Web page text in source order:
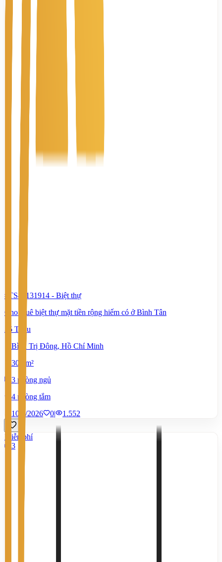
#TS43131914 - Biệt thự
Cho thuê biệt thự mặt tiền rộng hiếm có ở Bình Tân
35 Triệu
Bình Trị Đông, Hồ Chí Minh
300 m²
3 phòng ngủ
4 phòng tắm
10/7/2026
0| 1.552
Miễn phí
3